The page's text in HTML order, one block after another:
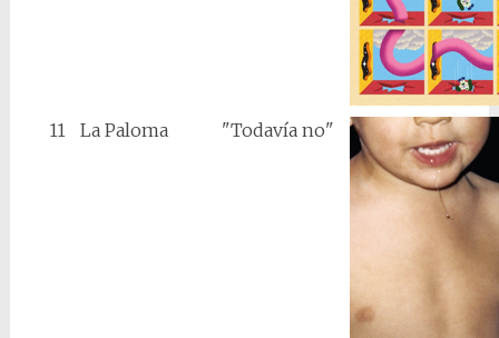
11 La Paloma "Todavía no"